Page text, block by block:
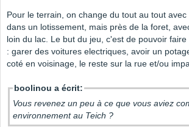
Pour le terrain, on change du tout au tout avec
dans un lotissement, mais près de la foret,
loin du lac. Le but du jeu, c'est de pouvoir
: garer des voitures electriques, avoir un
coté en voisinage, le reste sur la rue et/ou
boolinou a écrit:
Vous revenez un peu à ce que vous aviez
environnement au Teich ?